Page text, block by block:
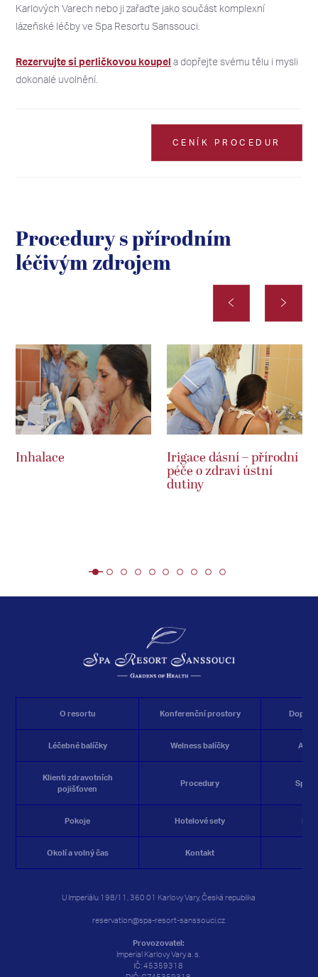
Karlových Varech nebo ji zařaďte jako součást komplexní
lázeňské léčby ve Spa Resortu Sanssouci.
Rezervujte si perličkovou koupel a dopřejte svému tělu i mysli
dokonalé uvolnění.
CENÍK PROCEDUR
Procedury s přírodním
léčivým zdrojem
Inhalace
Irigace dásní – přírodní
péče o zdraví ústní
dutiny
O resortu Konferenční prostory
Léčebné balíčky Welness balíčky
Klienti zdravotních
pojišťoven
Procedury
Pokoje Hotelové sety
Okolí a volný čas Kontakt
U Imperiálu 198/11, 360 01 Karlovy Vary, Česká republika
reservation@spa-resort-sanssouci.cz
Provozovatel:
Imperial Karlovy Vary a. s.
IČ: 45359318
31 1 2 3 4 5 6
31 1 2 3 4 5 6